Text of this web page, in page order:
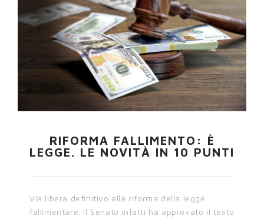
RIFORMA FALLIMENTO: È
LEGGE. LE NOVITÀ IN 10 PUNTI
Via libera definitivo alla riforma della legge
fallimentare. Il Senato infatti ha approvato il testo